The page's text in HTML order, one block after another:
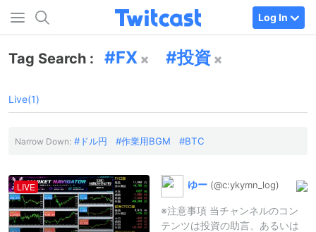
Log In
Tag Search : FX 投資
Live(1)
Narrow Down: ドル円 作業用BGM BTC
LIVE ゆー (@c:ykymn_ log)
※注意事項 当チャンネルのコン
テンツは投資の助言、あるいは